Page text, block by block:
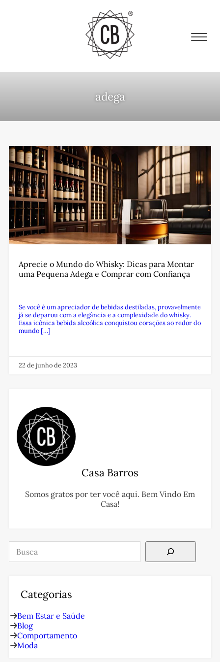
adega
Aprecie o Mundo do Whisky: Dicas para Montar
uma Pequena Adega e Comprar com Confiança
Se você é um apreciador de bebidas destiladas, provavelmente
já se deparou com a elegância e a complexidade do whisky.
Essa icônica bebida alcoólica conquistou corações ao redor do
mundo […]
22 de junho de 2023
Casa Barros
Somos gratos por ter você aqui. Bem Vindo Em
Casa!
Pesquisar
Categorias
Bem Estar e Saúde
Blog
Comportamento
Moda